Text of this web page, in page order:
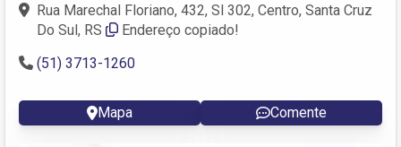
Rua Marechal Floriano, 432, Sl 302, Centro, Santa Cruz
Do Sul, RS
Endereço copiado!
(51) 3713-1260
Mapa Comente